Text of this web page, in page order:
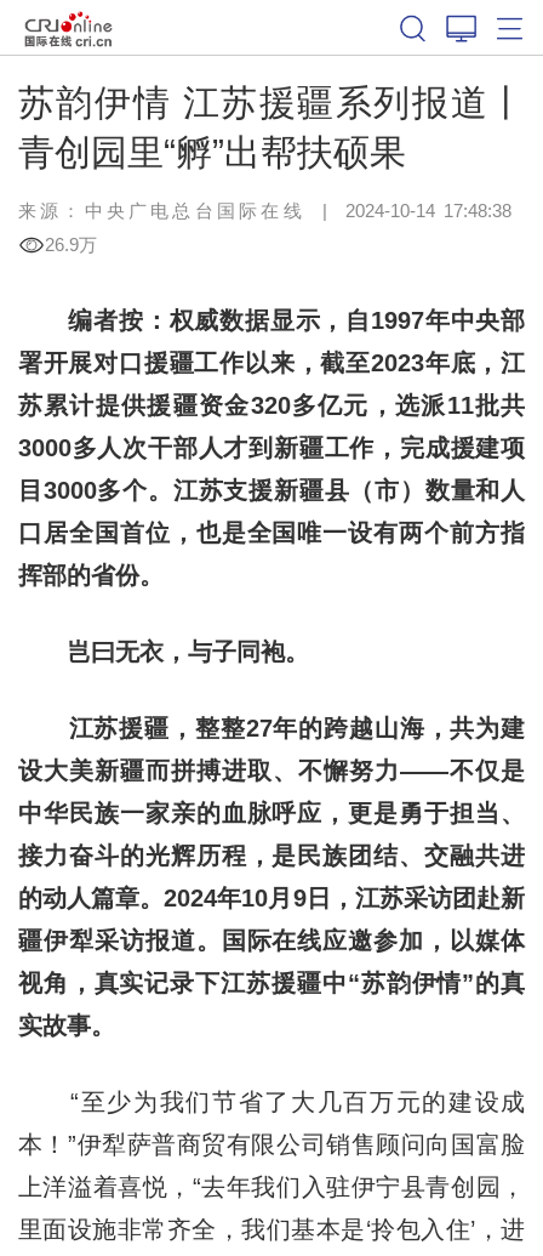
苏韵伊情 江苏援疆系列报道丨
青创园里“孵”出帮扶硕果
来源：中央广电总台国际在线 | 2024-10-14 17:48:38
26.9万
编者按：权威数据显示，自1997年中央部
署开展对口援疆工作以来，截至2023年底，江
苏累计提供援疆资金320多亿元，选派11批共
3000多人次干部人才到新疆工作，完成援建项
目3000多个。江苏支援新疆县（市）数量和人
口居全国首位，也是全国唯一设有两个前方指
挥部的省份。
岂曰无衣，与子同袍。
江苏援疆，整整27年的跨越山海，共为建
设大美新疆而拼搏进取、不懈努力——不仅是
中华民族一家亲的血脉呼应，更是勇于担当、
接力奋斗的光辉历程，是民族团结、交融共进
的动人篇章。2024年10月9日，江苏采访团赴新
疆伊犁采访报道。国际在线应邀参加，以媒体
视角，真实记录下江苏援疆中“苏韵伊情”的真
实故事。
“至少为我们节省了大几百万元的建设成
本！”伊犁萨普商贸有限公司销售顾问向国富脸
上洋溢着喜悦，“去年我们入驻伊宁县青创园，
里面设施非常齐全，我们基本是‘拎包入住’，进